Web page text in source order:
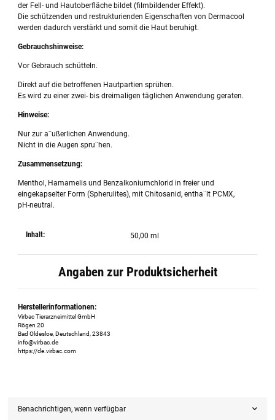
der Fell- und Hautoberfläche bildet (filmbildender Effekt).
Die schützenden und restrukturienden Eigenschaften von Dermacool
werden dadurch verstärkt und somit die Haut beruhigt.
Gebrauchshinweise:
Vor Gebrauch schütteln.
Direkt auf die betroffenen Hautpartien sprühen.
Es wird zu einer zwei- bis dreimaligen täglichen Anwendung geraten.
Hinweise:
Nur zur a¨ußerlichen Anwendung.
Nicht in die Augen spru¨hen.
Zusammensetzung:
Menthol, Hamamelis und Benzalkoniumchlorid in freier und
eingekapselter Form (Spherulites), mit Chitosanid, entha¨lt PCMX,
pH-neutral.
Inhalt: 50,00 ml
Angaben zur Produktsicherheit
Herstellerinformationen:
Virbac Tierarzneimittel GmbH
Rögen 20
Bad Oldesloe, Deutschland, 23843
info@virbac.de
https://de.virbac.com
Benachrichtigen, wenn verfügbar